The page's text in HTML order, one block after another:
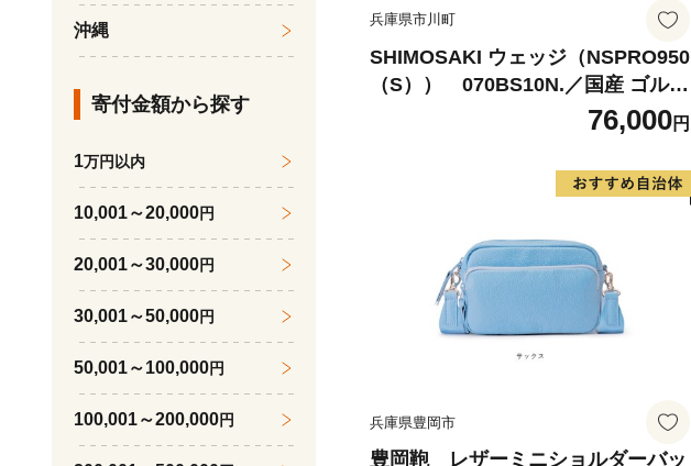
兵庫県市川町
SHIMOSAKI ウェッジ（NSPRO950
（S）） 070BS10N.／国産 ゴルフ
クラブ ウェッジ 選べるロフト フォ
76,000円
兵庫県豊岡市
豊岡鞄 レザーミニショルダーバッ
沖縄
寄付金額から探す
1万円以内
10,001～20,000円
20,001～30,000円
30,001～50,000円
50,001～100,000円
100,001～200,000円